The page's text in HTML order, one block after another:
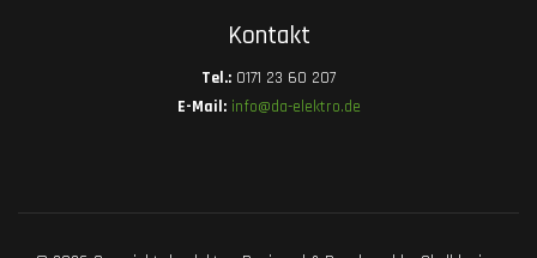
Kontakt
Tel.: 0171 23 60 207
E-Mail: info@da-elektro.de